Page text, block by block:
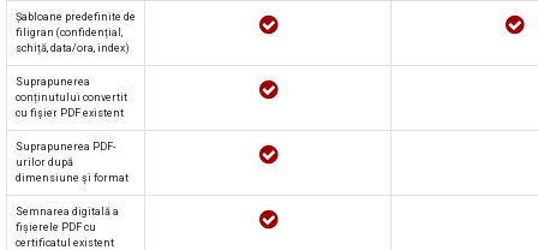
Șabloane predefinite de
filigran (confidențial,
schiță, data/ora, index)
Suprapunerea
conținutului convertit
cu fișier PDF existent
Suprapunerea PDF-
urilor după
dimensiune și format
Semnarea digitală a
fișierele PDF cu
certificatul existent